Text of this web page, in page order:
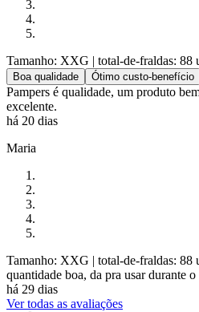
Tamanho: XXG | total-de-fraldas: 88
Boa qualidade Ótimo custo-benefício
Pampers é qualidade, um produto
excelente.
há 20 dias
Maria
Tamanho: XXG | total-de-fraldas: 88
quantidade boa, da pra usar durante o
há 29 dias
Ver todas as avaliações